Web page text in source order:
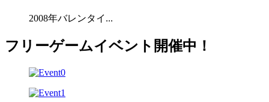
2008年バレンタイ...
フリーゲームイベント開催中！